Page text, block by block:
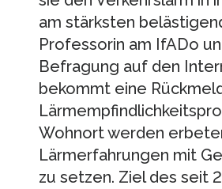
am stärksten
Professorin am IfADo
Befragung auf den
bekommt eine
Wohnort werden
Lärmerfahrungen mit
zu setzen. Ziel des seit